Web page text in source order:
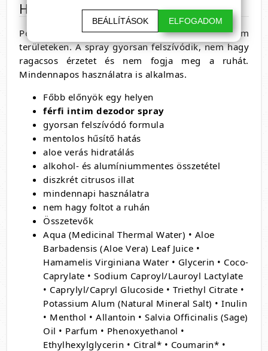
Használata
Permetezz 2-3 fújást tiszta, száraz bőrre az intim
területeken. A spray gyorsan felszívódik, nem hagy
ragacsos érzetet és nem fogja meg a ruhát.
Mindennapos használatra is alkalmas.
Főbb előnyök egy helyen
férfi intim dezodor spray
gyorsan felszívódó formula
mentolos hűsítő hatás
aloe verás hidratálás
alkohol- és alumíniummentes összetétel
diszkrét citrusos illat
mindennapi használatra
nem hagy foltot a ruhán
Összetevők
Aqua (Medicinal Thermal Water) • Aloe
Barbadensis (Aloe Vera) Leaf Juice •
Hamamelis Virginiana Water • Glycerin • Coco-
Caprylate • Sodium Caproyl/Lauroyl Lactylate
• Caprylyl/Capryl Glucoside • Triethyl Citrate •
Potassium Alum (Natural Mineral Salt) • Inulin
• Menthol • Allantoin • Salvia Officinalis (Sage)
Oil • Parfum • Phenoxyethanol •
Ethylhexylglycerin • Citral* • Coumarin* •
BEÁLLÍTÁSOK ELFOGADOM